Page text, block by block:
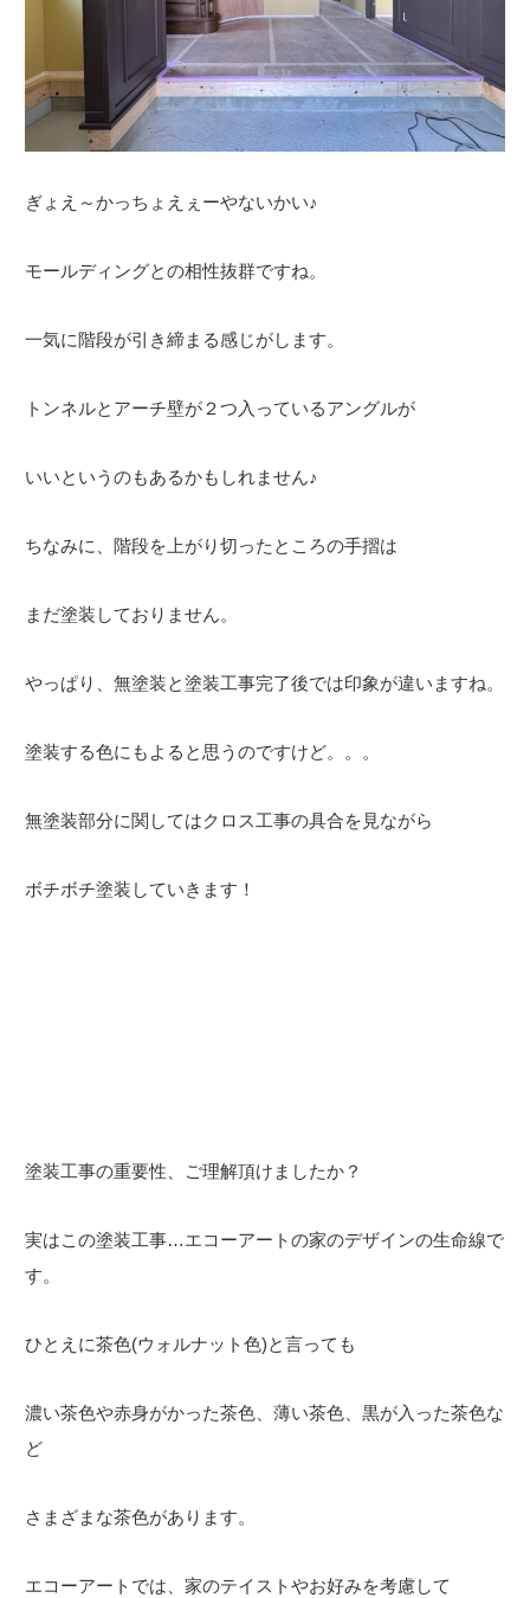
ぎょえ～かっちょえぇーやないかい♪
モールディングとの相性抜群ですね。
一気に階段が引き締まる感じがします。
トンネルとアーチ壁が２つ入っているアングルが
いいというのもあるかもしれません♪
ちなみに、階段を上がり切ったところの手摺は
まだ塗装しておりません。
やっぱり、無塗装と塗装工事完了後では印象が違いますね。
塗装する色にもよると思うのですけど。。。
無塗装部分に関してはクロス工事の具合を見ながら
ボチボチ塗装していきます！
塗装工事の重要性、ご理解頂けましたか？
実はこの塗装工事…エコーアートの家のデザインの生命線で
す。
ひとえに茶色(ウォルナット色)と言っても
濃い茶色や赤身がかった茶色、薄い茶色、黒が入った茶色な
ど
さまざまな茶色があります。
エコーアートでは、家のテイストやお好みを考慮して